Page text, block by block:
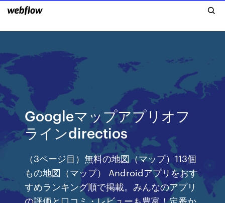
Googleマップアプリオフ
ラインdirectios
（3ページ目）無料の地図（マップ）113個
もの地図（マップ） Androidアプリをおす
すめランキング順で掲載。みんなのアプリ
の評価と口コミ・レビューも豊富！定番か